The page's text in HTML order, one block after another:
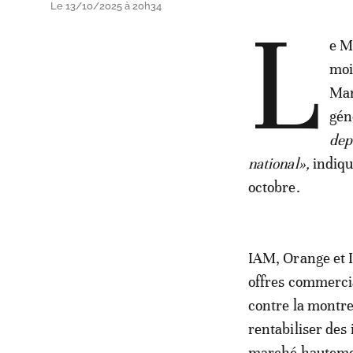
Le 13/10/2025 à 20h34 L
e
national»,
octobre.
IAM, Orange et
offres
contre la
rentabiliser des